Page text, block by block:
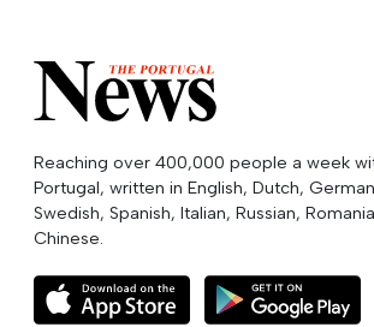
Reaching over 400,000 people a week
Portugal, written in English, Dutch,
Swedish, Spanish, Italian, Russian,
Chinese.